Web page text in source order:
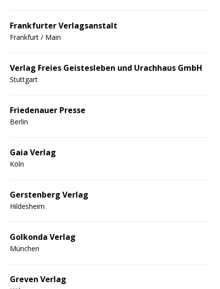
Frankfurter Verlagsanstalt
Frankfurt / Main
Verlag Freies Geistesleben und Urachhaus GmbH
Stuttgart
Friedenauer Presse
Berlin
Gaia Verlag
Köln
Gerstenberg Verlag
Hildesheim
Golkonda Verlag
München
Greven Verlag